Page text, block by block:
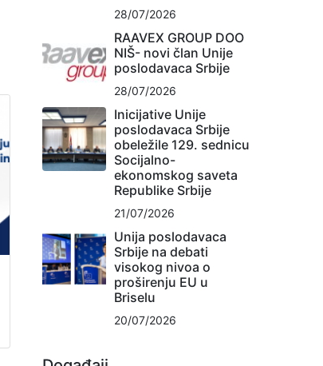
28/07/2026
RAAVEX GROUP DOO
NIŠ- novi član Unije
poslodavaca Srbije
28/07/2026
Inicijative Unije
poslodavaca Srbije
obeležile 129. sednicu
Socijalno-
ekonomskog saveta
Republike Srbije
21/07/2026
Unija poslodavaca
Srbije na debati
visokog nivoa o
proširenju EU u
Briselu
20/07/2026